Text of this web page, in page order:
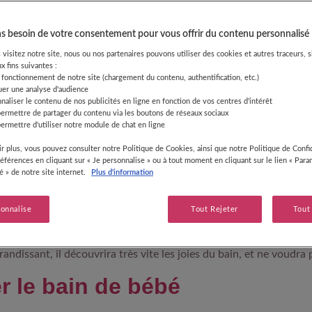
l’un des moments de la journée que votre bébé préfère. Il
sur sa peau, s’amuse avec ses jouets, s’éclabousse… Un vrai
bébé !
le bain au bébé ?
bébé peut prendre un bain chaque jour : pas besoin de donner
ou tous les 2/3 jours suffit.
bain de bébé ne dure pas plus de 10 minutes, afin qu'il ne
minutes suffit, dans la mesure où les bébés se refroidissent très
bain, vous pouvez prolonger de quelques instants tout en
il découvrira très vite les joies du bain, et ne voudra
le bain de bébé
besoin de votre consentement pour vous offrir du contenu personnalisé
visitez notre site, nous ou nos partenaires pouvons utiliser des cookies et autres traceurs,
fins suivantes :
de notre site (chargement du contenu, authentification, etc.)
une analyse d'audience
le contenu de nos publicités en ligne en fonction de vos centres d'intérêt
de partager du contenu via les boutons de réseaux sociaux
d'utiliser notre module de chat en ligne
plus, vous pouvez consulter notre Politique de Cookies, ainsi que notre Politique de
en cliquant sur « Je personnalise » ou à tout moment en cliquant sur le lien «
» de notre site internet.
Plus d'information
Tout Rejeter Tout